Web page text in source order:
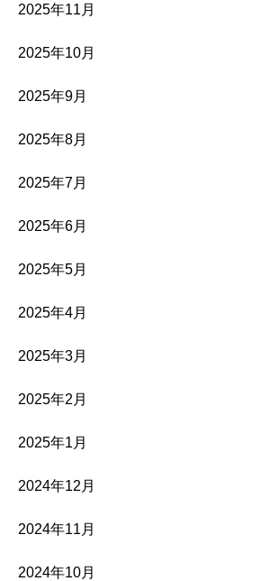
2025年11月
2025年10月
2025年9月
2025年8月
2025年7月
2025年6月
2025年5月
2025年4月
2025年3月
2025年2月
2025年1月
2024年12月
2024年11月
2024年10月